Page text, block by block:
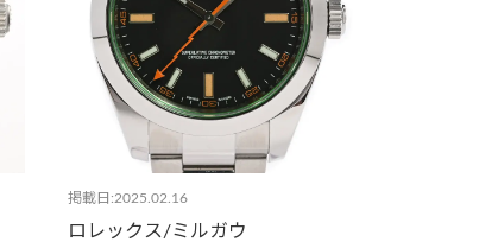
掲載日:2025.02.16
ロレックス/ミルガウ